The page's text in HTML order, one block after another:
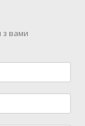
з вами